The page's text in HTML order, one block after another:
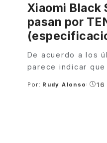
Xiaomi Black
pasan por
De acuerdo a los
parece indicar que
Posted
Por: Rudy Alonso